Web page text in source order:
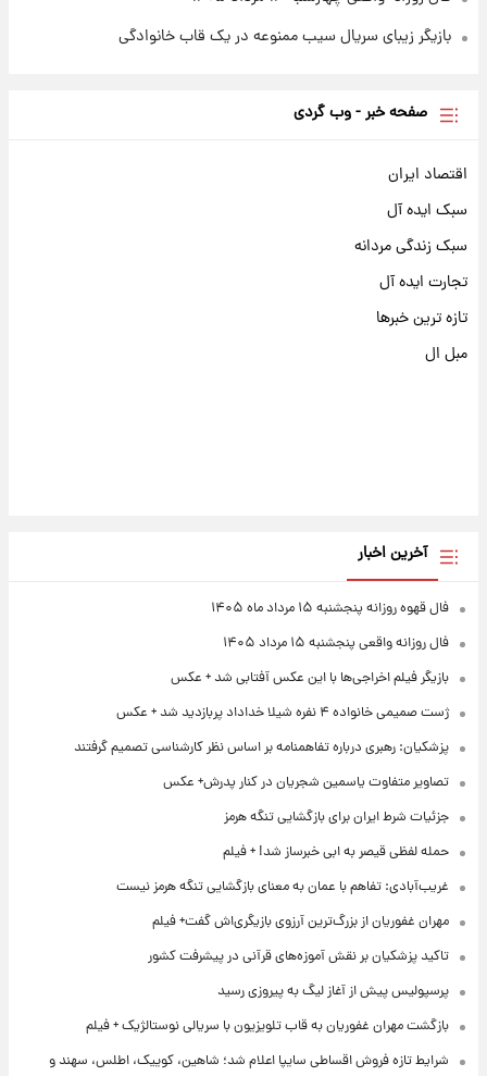
بازیگر زیبای سریال سیب ممنوعه در یک قاب خانوادگی
صفحه خبر - وب گردی
اقتصاد ایران
سبک ایده آل
سبک زندگی مردانه
تجارت ایده آل
تازه ترین خبرها
مبل ال
آخرین اخبار
فال قهوه روزانه پنجشنبه ۱۵ مرداد ماه ۱۴۰۵
فال روزانه واقعی پنجشنبه ۱۵ مرداد ۱۴۰۵
بازیگر فیلم اخراجی‌ها با این عکس آفتابی شد + عکس
ژست صمیمی خانواده ۴ نفره شیلا خداداد پربازدید شد + عکس
پزشکیان: رهبری درباره تفاهمنامه بر اساس نظر کارشناسی تصمیم گرفتند
تصاویر متفاوت یاسمین شجریان در کنار پدرش+ عکس
جزئیات شرط ایران برای بازگشایی تنگه هرمز
حمله لفظی قیصر به ابی خبرساز شد! + فیلم
غریب‌آبادی: تفاهم با عمان به معنای بازگشایی تنگه هرمز نیست
مهران غفوریان از بزرگ‌ترین آرزوی بازیگری‌اش گفت+ فیلم
تاکید پزشکیان بر نقش آموزه‌های قرآنی در پیشرفت کشور
پرسپولیس پیش از آغاز لیگ به پیروزی رسید
بازگشت مهران غفوریان به قاب تلویزیون با سریالی نوستالژیک + فیلم
شرایط تازه فروش اقساطی سایپا اعلام شد؛ شاهین، کوییک، اطلس، سهند و